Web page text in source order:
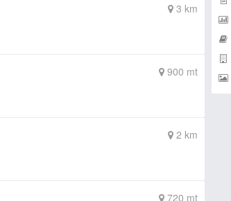
3 km
900 mt
2 km
720 mt